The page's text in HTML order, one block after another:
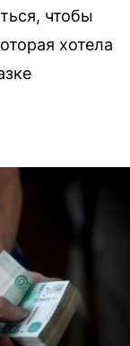
чтобы
хотела